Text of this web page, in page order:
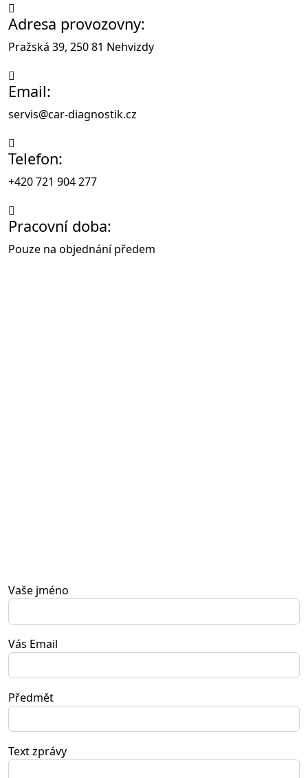
Adresa provozovny:
Pražská 39, 250 81 Nehvizdy
Email:
servis@car-diagnostik.cz
Telefon:
+420 721 904 277
Pracovní doba:
Pouze na objednání předem
Vaše jméno
Vás Email
Předmět
Text zprávy